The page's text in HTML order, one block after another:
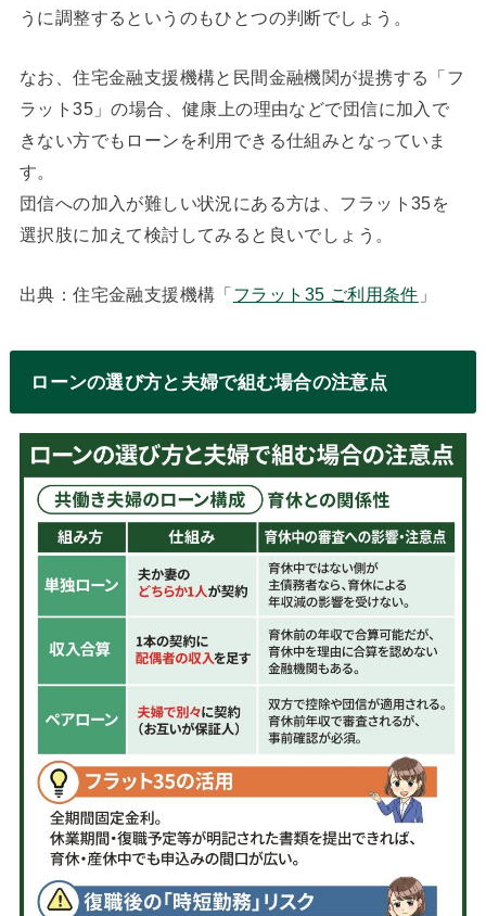
うに調整するというのもひとつの判断でしょう。
なお、住宅金融支援機構と民間金融機関が提携する「フ
ラット35」の場合、健康上の理由などで団信に加入で
きない方でもローンを利用できる仕組みとなっていま
す。
団信への加入が難しい状況にある方は、フラット35を
選択肢に加えて検討してみると良いでしょう。
出典：住宅金融支援機構「 フラット35 ご利用条件 」
ローンの選び方と夫婦で組む場合の注意点